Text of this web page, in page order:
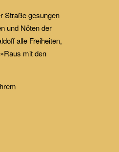
Straße gesungen
und Nöten der
alle Freiheiten,
mit den